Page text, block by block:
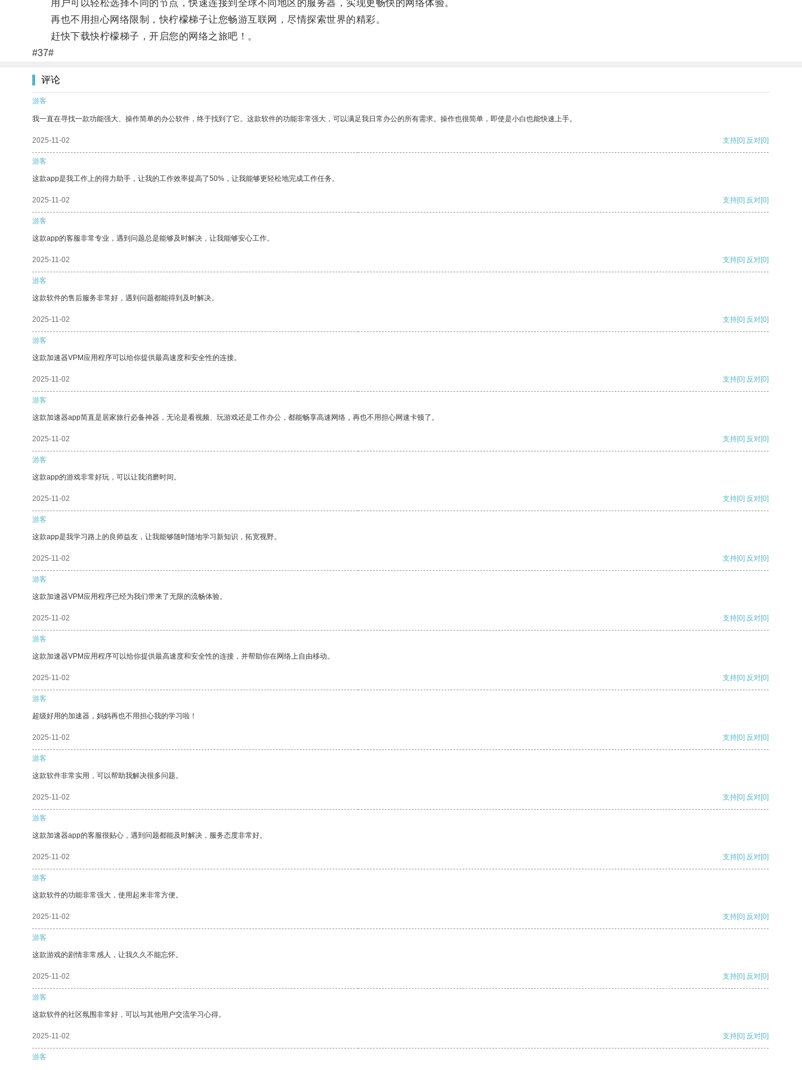
用户可以轻松选择不同的节点，快速连接到全球不同地区的服务器，实现更畅快的网络体验。
再也不用担心网络限制，快柠檬梯子让您畅游互联网，尽情探索世界的精彩。
赶快下载快柠檬梯子，开启您的网络之旅吧！。
#37#
评论
游客
我一直在寻找一款功能强大、操作简单的办公软件，终于找到了它。这款软件的功能非常强大，可以满足我日常办公的所有需求。操作也很简单，即使是小白也能快速上手。
2025-11-02 支持[0] 反对[0]
游客
这款app是我工作上的得力助手，让我的工作效率提高了50%，让我能够更轻松地完成工作任务。
2025-11-02 支持[0] 反对[0]
游客
这款app的客服非常专业，遇到问题总是能够及时解决，让我能够安心工作。
2025-11-02 支持[0] 反对[0]
游客
这款软件的售后服务非常好，遇到问题都能得到及时解决。
2025-11-02 支持[0] 反对[0]
游客
这款加速器VPM应用程序可以给你提供最高速度和安全性的连接。
2025-11-02 支持[0] 反对[0]
游客
这款加速器app简直是居家旅行必备神器，无论是看视频、玩游戏还是工作办公，都能畅享高速网络，再也不用担心网速卡顿了。
2025-11-02 支持[0] 反对[0]
游客
这款app的游戏非常好玩，可以让我消磨时间。
2025-11-02 支持[0] 反对[0]
游客
这款app是我学习路上的良师益友，让我能够随时随地学习新知识，拓宽视野。
2025-11-02 支持[0] 反对[0]
游客
这款加速器VPM应用程序已经为我们带来了无限的流畅体验。
2025-11-02 支持[0] 反对[0]
游客
这款加速器VPM应用程序可以给你提供最高速度和安全性的连接，并帮助你在网络上自由移动。
2025-11-02 支持[0] 反对[0]
游客
超级好用的加速器，妈妈再也不用担心我的学习啦！
2025-11-02 支持[0] 反对[0]
游客
这款软件非常实用，可以帮助我解决很多问题。
2025-11-02 支持[0] 反对[0]
游客
这款加速器app的客服很贴心，遇到问题都能及时解决，服务态度非常好。
2025-11-02 支持[0] 反对[0]
游客
这款软件的功能非常强大，使用起来非常方便。
2025-11-02 支持[0] 反对[0]
游客
这款游戏的剧情非常感人，让我久久不能忘怀。
2025-11-02 支持[0] 反对[0]
游客
这款软件的社区氛围非常好，可以与其他用户交流学习心得。
2025-11-02 支持[0] 反对[0]
游客